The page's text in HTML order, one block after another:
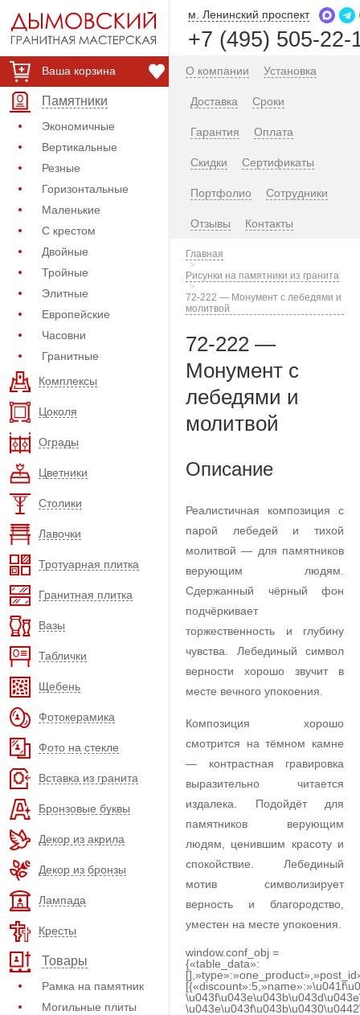
Ваша корзина
Памятники
Экономичные
Вертикальные
Резные
Горизонтальные
Маленькие
С крестом
Двойные
Тройные
Элитные
Европейские
Часовни
Гранитные
Комплексы
Цоколя
Ограды
Цветники
Столики
Лавочки
Тротуарная плитка
Гранитная плитка
Вазы
Таблички
Щебень
Фотокерамика
Фото на стекле
Вставка из гранита
Бронзовые буквы
Декор из акрила
Декор из бронзы
Лампада
Кресты
Товары
Рамка на памятник
Могильные плиты
м. Ленинский проспект
+7 (495) 505-22-
О компании Установка
Доставка Сроки
Гарантия Оплата
Скидки Сертификаты
Портфолио Сотрудники
Отзывы Контакты
Главная
Рисунки на памятники из гранита
72-222 — Монумент с лебедями и
молитвой
72-222 —
Монумент с
лебедями и
молитвой
Описание
Реалистичная композиция с
парой лебедей и тихой
молитвой — для памятников
верующим людям.
Сдержанный чёрный фон
подчёркивает
торжественность и глубину
чувства. Лебединый символ
верности хорошо звучит в
месте вечного упокоения.
Композиция хорошо
смотрится на тёмном камне
— контрастная гравировка
выразительно читается
издалека. Подойдёт для
памятников верующим
людям, ценившим красоту и
спокойствие. Лебединый
мотив символизирует
верность и благородство,
уместен на месте упокоения.
window.conf_obj =
{«table_data»: